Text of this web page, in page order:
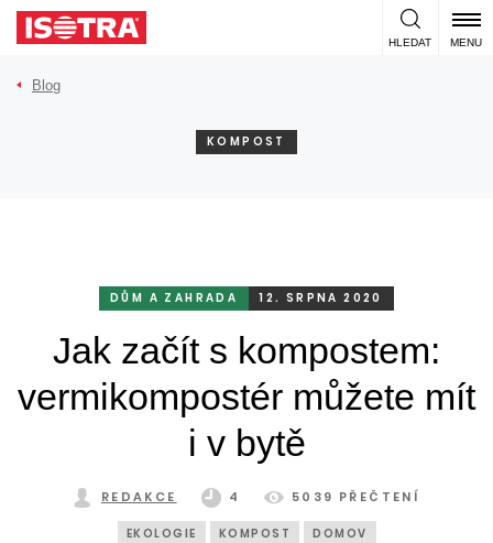
Přeskočit na obsah
HLEDAT MENU
Blog
KOMPOST
DŮM A ZAHRADA 12. SRPNA 2020
Jak začít s kompostem:
vermikompostér můžete mít
i v bytě
REDAKCE 4 5039 PŘEČTENÍ
EKOLOGIE KOMPOST DOMOV